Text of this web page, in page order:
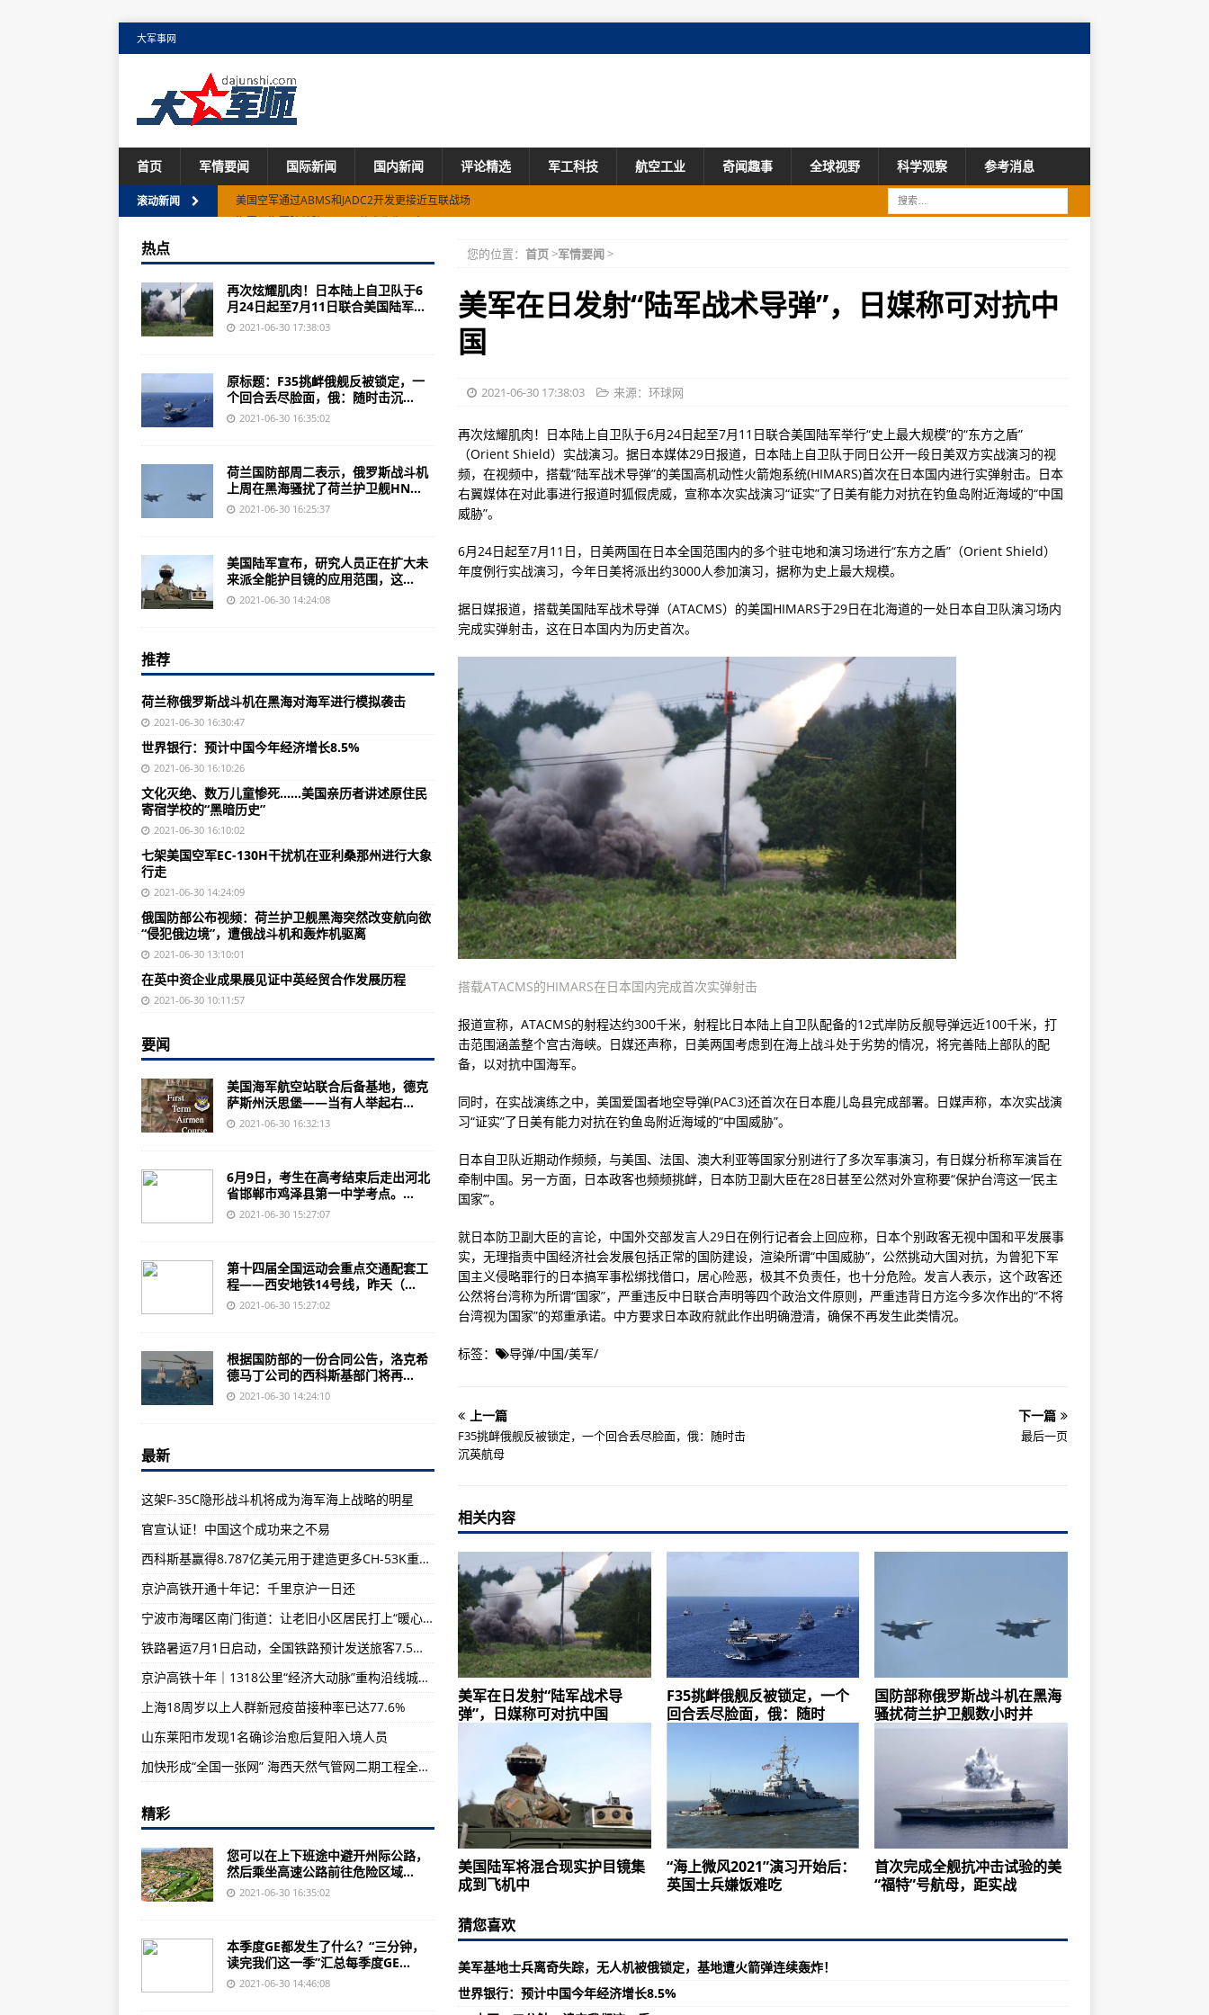
大军事网
首页 军情要闻 国际新闻 国内新闻 评论精选 军工科技 航空工业 奇闻趣事 全球视野 科学观察 参考消息
滚动新闻
海军与海军陆战队TACAIR整合生生不息
兰迪的战鸟简介
FACEBOOK MARKETPLACE上有一架F-15战斗机出售
美军基地士兵离奇失踪，无人机被俄锁定，基地遭火箭弹连续轰炸！
事还没完，俄军边境开火后，大批导弹又起竖，英航母顿时警铃大作
F35挑衅俄舰反被锁定，一个回合丢尽脸面，俄：随时击沉英航母
经验丰富的战斗机飞行员成为第一位领导华盛顿国民警卫队的女性
这架F-35C隐形战斗机将成为海军海上战略的明星
301FW举办联队首个第一学期飞行员课程
荷兰称俄罗斯战斗机在黑海对海军进行模拟袭击
世界银行：预计中国今年经济增长8.5%
奋战近14年，穿越7条断裂带，这座隧道今日贯通！
外交部再回应美涉华法案：美国最大的敌人是自己 不应总把中国当“假想敌”
文化灭绝、数万儿童惨死……美国亲历者讲述原住民寄宿学校的“黑暗历史”
暑运期间全国铁路预计发送旅客7.5亿人次 实施“一日一图”优化客运产品供给
官宣认证！中国这个成功来之不易
西安地铁14号线正式开通运营 为全运会提供便捷出行服务
GE中国：三分钟，读完我们这一季
七架美国空军EC-130H干扰机在亚利桑那州进行大象行走
西科斯基赢得8.787亿美元用于建造更多CH-53K重型直升机
波兰与美国就5架C-130H大力神飞机达成协议
美国海军陆战队的MQ-9A完成了10000飞行小时以支持中央司令部的行动
美国陆军在尤马试验场测试反无人机拦截器
哈萨克斯坦的Su-30战斗机在巴尔喀什上空坠毁
诺斯罗普格鲁曼公司为法国获得9900万美元的高级鹰眼飞机合同
三款“杀器”，普京为什么如此看重？
“海上微风2021”演习开始后：英国士兵嫌饭难吃
加拿大历史性热浪下超130人突然死亡 最高温达47.5度
俄国防部公布视频：荷兰护卫舰黑海突然改变航向欲“侵犯俄边境”，遭俄战斗机和轰炸机驱离
现场实拍！胡塞武装坐着皮卡、扛着AK，追着沙特坦克满地跑
首次完成全舰抗冲击试验的美“福特”号航母，距实战部署有多远？
8月1日起，小区里这样做最高罚10000元！
宁波市海曙区南门街道：让老旧小区居民打上“暖心”疫苗
两部门：以“六大提升行动”为重点深入推进优质粮食工程
美联航增购200架737 MAX飞机
深南电路参与广东省重点项目集中开工
“机智号”无人机的火星起飞，难点在哪？
美军在日发射“陆军战术导弹”，日媒称可对抗中国
美国空军通过ABMS和JADC2开发更接近互联战场
您的位置： 首页>军情要闻>
美军在日发射“陆军战术导弹”，日媒称可对抗中
国
2021-06-30 17:38:03 来源：环球网
再次炫耀肌肉！日本陆上自卫队于6月24日起至7月11日联合美国陆军举行“史上最大规模”的“东方之盾”
（Orient Shield）实战演习。据日本媒体29日报道，日本陆上自卫队于同日公开一段日美双方实战演习的视
频，在视频中，搭载“陆军战术导弹”的美国高机动性火箭炮系统(HIMARS)首次在日本国内进行实弹射击。日本
右翼媒体在对此事进行报道时狐假虎威，宣称本次实战演习“证实”了日美有能力对抗在钓鱼岛附近海域的“中国
威胁”。
6月24日起至7月11日，日美两国在日本全国范围内的多个驻屯地和演习场进行“东方之盾”（Orient Shield）
年度例行实战演习，今年日美将派出约3000人参加演习，据称为史上最大规模。
据日媒报道，搭载美国陆军战术导弹（ATACMS）的美国HIMARS于29日在北海道的一处日本自卫队演习场内
完成实弹射击，这在日本国内为历史首次。
搭载ATACMS的HIMARS在日本国内完成首次实弹射击
报道宣称，ATACMS的射程达约300千米，射程比日本陆上自卫队配备的12式岸防反舰导弹远近100千米，打
击范围涵盖整个宫古海峡。日媒还声称，日美两国考虑到在海上战斗处于劣势的情况，将完善陆上部队的配
备，以对抗中国海军。
同时，在实战演练之中，美国爱国者地空导弹(PAC3)还首次在日本鹿儿岛县完成部署。日媒声称，本次实战演
习“证实”了日美有能力对抗在钓鱼岛附近海域的“中国威胁”。
日本自卫队近期动作频频，与美国、法国、澳大利亚等国家分别进行了多次军事演习，有日媒分析称军演旨在
牵制中国。另一方面，日本政客也频频挑衅，日本防卫副大臣在28日甚至公然对外宣称要“保护台湾这一‘民主
国家’”。
就日本防卫副大臣的言论，中国外交部发言人29日在例行记者会上回应称，日本个别政客无视中国和平发展事
实，无理指责中国经济社会发展包括正常的国防建设，渲染所谓“中国威胁”，公然挑动大国对抗，为曾犯下军
国主义侵略罪行的日本搞军事松绑找借口，居心险恶，极其不负责任，也十分危险。发言人表示，这个政客还
公然将台湾称为所谓“国家”，严重违反中日联合声明等四个政治文件原则，严重违背日方迄今多次作出的“不将
台湾视为国家”的郑重承诺。中方要求日本政府就此作出明确澄清，确保不再发生此类情况。
标签： 导弹/中国/美军/
上一篇
F35挑衅俄舰反被锁定，一个回合丢尽脸面，俄：随时击
沉英航母
下一篇
最后一页
相关内容
美军在日发射“陆军战术导
弹”，日媒称可对抗中国
F35挑衅俄舰反被锁定，一个
回合丢尽脸面，俄：随时
国防部称俄罗斯战斗机在黑海
骚扰荷兰护卫舰数小时并
美国陆军将混合现实护目镜集
成到飞机中
“海上微风2021”演习开始后：
英国士兵嫌饭难吃
首次完成全舰抗冲击试验的美
“福特”号航母，距实战
猜您喜欢
美军基地士兵离奇失踪，无人机被俄锁定，基地遭火箭弹连续轰炸！
世界银行：预计中国今年经济增长8.5%
热点
再次炫耀肌肉！日本陆上自卫队于6
月24日起至7月11日联合美国陆军...
2021-06-30 17:38:03
原标题：F35挑衅俄舰反被锁定，一
个回合丢尽脸面，俄：随时击沉...
2021-06-30 16:35:02
荷兰国防部周二表示，俄罗斯战斗机
上周在黑海骚扰了荷兰护卫舰HN...
2021-06-30 16:25:37
美国陆军宣布，研究人员正在扩大未
来派全能护目镜的应用范围，这...
2021-06-30 14:24:08
推荐
荷兰称俄罗斯战斗机在黑海对海军进行模拟袭击
2021-06-30 16:30:47
世界银行：预计中国今年经济增长8.5%
2021-06-30 16:10:26
文化灭绝、数万儿童惨死……美国亲历者讲述原住民
寄宿学校的“黑暗历史”
2021-06-30 16:10:02
七架美国空军EC-130H干扰机在亚利桑那州进行大象
行走
2021-06-30 14:24:09
俄国防部公布视频：荷兰护卫舰黑海突然改变航向欲
“侵犯俄边境”，遭俄战斗机和轰炸机驱离
2021-06-30 13:10:01
在英中资企业成果展见证中英经贸合作发展历程
2021-06-30 10:11:57
要闻
美国海军航空站联合后备基地，德克
萨斯州沃思堡——当有人举起右...
2021-06-30 16:32:13
6月9日，考生在高考结束后走出河北
省邯郸市鸡泽县第一中学考点。...
2021-06-30 15:27:07
第十四届全国运动会重点交通配套工
程——西安地铁14号线，昨天（...
2021-06-30 15:27:02
根据国防部的一份合同公告，洛克希
德马丁公司的西科斯基部门将再...
2021-06-30 14:24:10
最新
这架F-35C隐形战斗机将成为海军海上战略的明星
官宣认证！中国这个成功来之不易
西科斯基赢得8.787亿美元用于建造更多CH-53K重型直升机
京沪高铁开通十年记：千里京沪一日还
宁波市海曙区南门街道：让老旧小区居民打上“暖心”疫苗
铁路暑运7月1日启动，全国铁路预计发送旅客7.5亿人次
京沪高铁十年｜1318公里“经济大动脉”重构沿线城市版图
上海18周岁以上人群新冠疫苗接种率已达77.6%
山东莱阳市发现1名确诊治愈后复阳入境人员
加快形成“全国一张网” 海西天然气管网二期工程全面开工建设
精彩
您可以在上下班途中避开州际公路，
然后乘坐高速公路前往危险区域...
2021-06-30 16:35:02
本季度GE都发生了什么？“三分钟，
读完我们这一季”汇总每季度GE...
2021-06-30 14:46:08